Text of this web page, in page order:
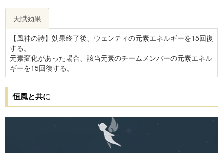
天賦効果
【風神の詩】効果終了後、ウェンティの元素エネルギーを15回復
する。
元素変化があった場合、該当元素のチームメンバーの元素エネル
ギーを15回復する。
恒風と共に